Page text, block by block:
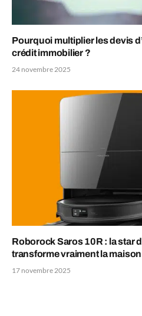
Pourquoi multiplier les devis
crédit immobilier ?
24 novembre 2025
Roborock Saros 10R : la star
transforme vraiment la maison
17 novembre 2025